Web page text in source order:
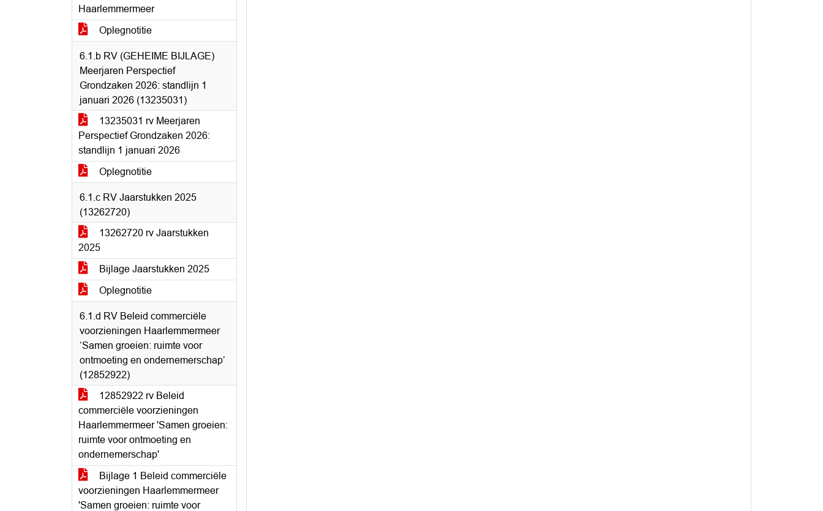
Haarlemmermeer
Oplegnotitie
6.1.b RV (GEHEIME BIJLAGE)
Meerjaren Perspectief
Grondzaken 2026: standlijn 1
januari 2026 (13235031)
13235031 rv Meerjaren
Perspectief Grondzaken 2026:
standlijn 1 januari 2026
Oplegnotitie
6.1.c RV Jaarstukken 2025
(13262720)
13262720 rv Jaarstukken
2025
Bijlage Jaarstukken 2025
Oplegnotitie
6.1.d RV Beleid commerciële
voorzieningen Haarlemmermeer
‘Samen groeien: ruimte voor
ontmoeting en ondernemerschap’
(12852922)
12852922 rv Beleid
commerciële voorzieningen
Haarlemmermeer 'Samen groeien:
ruimte voor ontmoeting en
ondernemerschap'
Bijlage 1 Beleid commerciële
voorzieningen Haarlemmermeer
'Samen groeien: ruimte voor